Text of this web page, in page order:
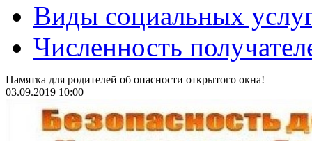
Виды социальных
Численность
Памятка для родителей об опасности открытого окна!
03.09.2019 10:00